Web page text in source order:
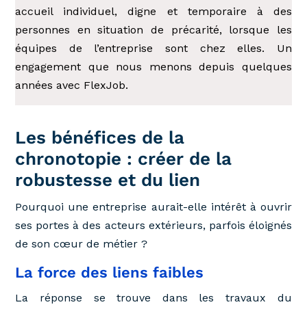
accueil individuel, digne et temporaire à des
personnes en situation de précarité, lorsque les
équipes de l’entreprise sont chez elles. Un
engagement que nous menons depuis quelques
années avec FlexJob.
Les bénéfices de la
chronotopie : créer de la
robustesse et du lien
Pourquoi une entreprise aurait-elle intérêt à ouvrir
ses portes à des acteurs extérieurs, parfois éloignés
de son cœur de métier ?
La force des liens faibles
La réponse se trouve dans les travaux du